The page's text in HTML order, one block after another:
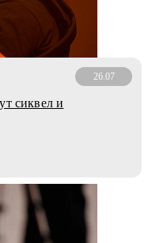
26.07
сиквел и